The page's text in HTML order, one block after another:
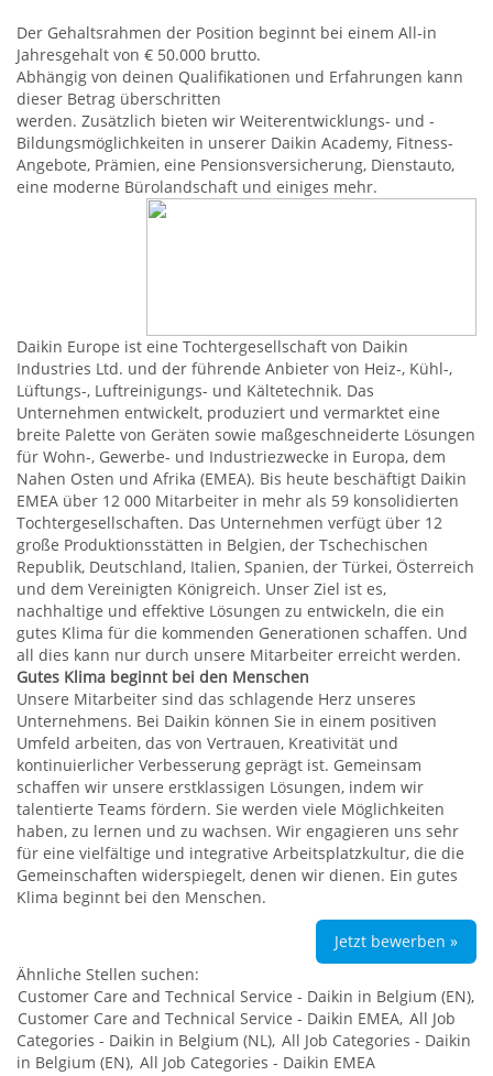
Der Gehaltsrahmen der Position beginnt bei einem All-in
Jahresgehalt von € 50.000 brutto.
Abhängig von deinen Qualifikationen und Erfahrungen kann
dieser Betrag überschritten
werden. Zusätzlich bieten wir Weiterentwicklungs- und -
Bildungsmöglichkeiten in unserer Daikin Academy, Fitness-
Angebote, Prämien, eine Pensionsversicherung, Dienstauto,
eine moderne Bürolandschaft und einiges mehr.
Daikin Europe ist eine Tochtergesellschaft von Daikin
Industries Ltd. und der führende Anbieter von Heiz-, Kühl-,
Lüftungs-, Luftreinigungs- und Kältetechnik. Das
Unternehmen entwickelt, produziert und vermarktet eine
breite Palette von Geräten sowie maßgeschneiderte Lösungen
für Wohn-, Gewerbe- und Industriezwecke in Europa, dem
Nahen Osten und Afrika (EMEA). Bis heute beschäftigt Daikin
EMEA über 12 000 Mitarbeiter in mehr als 59 konsolidierten
Tochtergesellschaften. Das Unternehmen verfügt über 12
große Produktionsstätten in Belgien, der Tschechischen
Republik, Deutschland, Italien, Spanien, der Türkei, Österreich
und dem Vereinigten Königreich. Unser Ziel ist es,
nachhaltige und effektive Lösungen zu entwickeln, die ein
gutes Klima für die kommenden Generationen schaffen. Und
all dies kann nur durch unsere Mitarbeiter erreicht werden.
Gutes Klima beginnt bei den Menschen
Unsere Mitarbeiter sind das schlagende Herz unseres
Unternehmens. Bei Daikin können Sie in einem positiven
Umfeld arbeiten, das von Vertrauen, Kreativität und
kontinuierlicher Verbesserung geprägt ist. Gemeinsam
schaffen wir unsere erstklassigen Lösungen, indem wir
talentierte Teams fördern. Sie werden viele Möglichkeiten
haben, zu lernen und zu wachsen. Wir engagieren uns sehr
für eine vielfältige und integrative Arbeitsplatzkultur, die die
Gemeinschaften widerspiegelt, denen wir dienen. Ein gutes
Klima beginnt bei den Menschen.
Jetzt bewerben »
Ähnliche Stellen suchen:
Customer Care and Technical Service - Daikin in Belgium (EN),
Customer Care and Technical Service - Daikin EMEA, All Job
Categories - Daikin in Belgium (NL), All Job Categories - Daikin
in Belgium (EN), All Job Categories - Daikin EMEA